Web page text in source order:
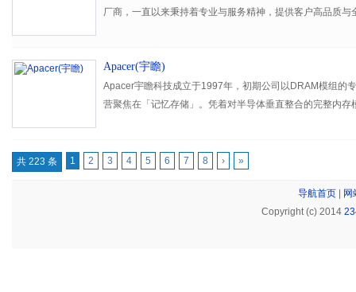
厂商，一直以来秉持着专业与服务精神，提供客户高品质与
Apacer(宇瞻)
Apacer宇瞻科技成立于1997年，初期公司以DRAM模组的
营聚焦在「记忆存储」。凭着对半导体垂直整合的完整内存
共 223 条
1 2 3 4 5 6 7 8 › »
导航首页|
网
Copyright (c) 2014